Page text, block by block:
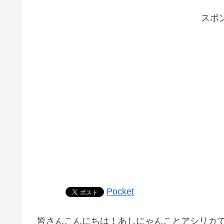
スポ
Pocket
皆さんこんにちは！あしにゃんことアシリカ